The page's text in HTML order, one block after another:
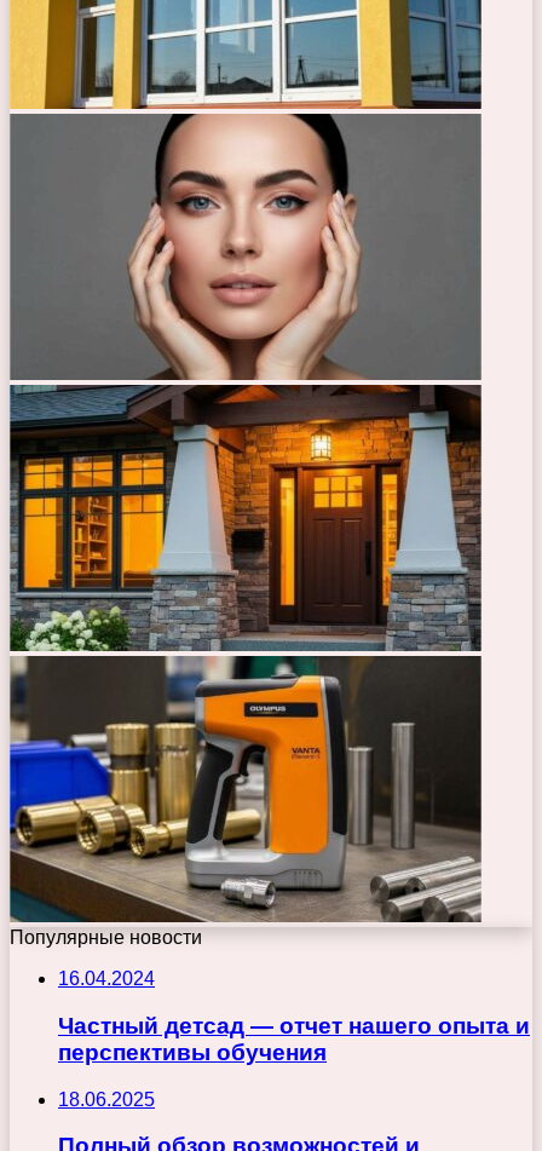
Популярные новости
16.04.2024
Частный детсад — отчет нашего опыта и
перспективы обучения
18.06.2025
Полный обзор возможностей и